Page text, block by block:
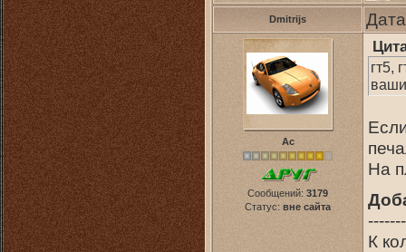
Dmitrijs
Ас
Сообщений: 3179
Статус: вне сайта
гт5,
На
К